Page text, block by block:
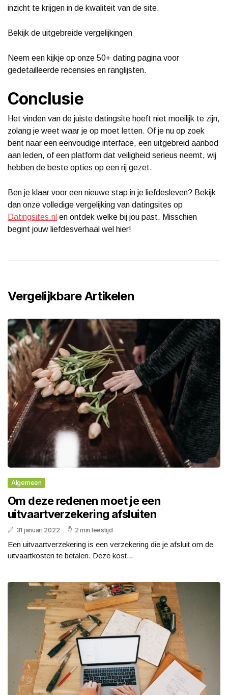
inzicht te krijgen in de kwaliteit van de site.
Bekijk de uitgebreide vergelijkingen
Neem een kijkje op onze 50+ dating pagina voor
gedetailleerde recensies en ranglijsten.
Conclusie
Het vinden van de juiste datingsite hoeft niet moeilijk te zijn,
zolang je weet waar je op moet letten. Of je nu op zoek
bent naar een eenvoudige interface, een uitgebreid aanbod
aan leden, of een platform dat veiligheid serieus neemt, wij
hebben de beste opties op een rij gezet.
Ben je klaar voor een nieuwe stap in je liefdesleven? Bekijk
dan onze volledige vergelijking van datingsites op
Datingsites.nl en ontdek welke bij jou past. Misschien
begint jouw liefdesverhaal wel hier!
Vergelijkbare Artikelen
Algemeen
Om deze redenen moet je een
uitvaartverzekering afsluiten
31 januari 2022 2 min leestijd
Een uitvaartverzekering is een verzekering die je afsluit om de
uitvaartkosten te betalen. Deze kost...